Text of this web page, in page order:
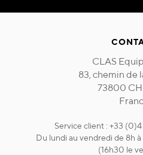
CLAS
83, chemin de
73800
Service client : +33 (0)4
Du lundi au vendredi de 8h
(16h30 le